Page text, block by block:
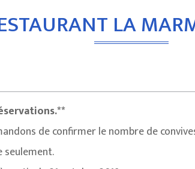
LA
de confirmer le nombre de
seulement.